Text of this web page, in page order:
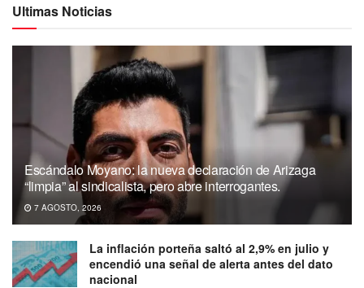
Ultimas Noticias
Escándalo Moyano: la nueva declaración de Arizaga
“limpia” al sindicalista, pero abre interrogantes.
7 AGOSTO, 2026
La inflación porteña saltó al 2,9% en julio y
encendió una señal de alerta antes del dato
nacional